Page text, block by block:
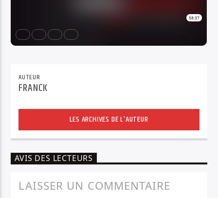
AUTEUR
FRANCK
LES ARCHIVES DE L'AUTEUR
AVIS DES LECTEURS
LAISSER UN COMMENTAIRE